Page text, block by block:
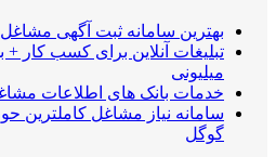
بهترین سامانه ثبت آگهی
تبلیغات آنلاین برای کسب کار +
میلیونی
خدمات بانک های اطلاعات
سامانه نیاز مشاغل کاملترین
گوگل